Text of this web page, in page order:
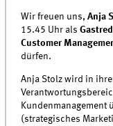
Wir freuen uns,Anja
15.45 Uhr als
Customer
dürfen.
Anja Stolz wird in
Kundenmanagement
(strategisches